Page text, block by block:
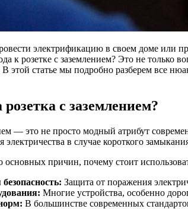
электрификацию в своем доме или
к розетке с заземлением? Это не только
этой статье мы подробно разберем все
с заземлением?
— это не просто модный атрибут
электричества в случае короткого
основных причин, почему стоит
Защита от поражения
Многие устройства, особенно
В большинстве современных